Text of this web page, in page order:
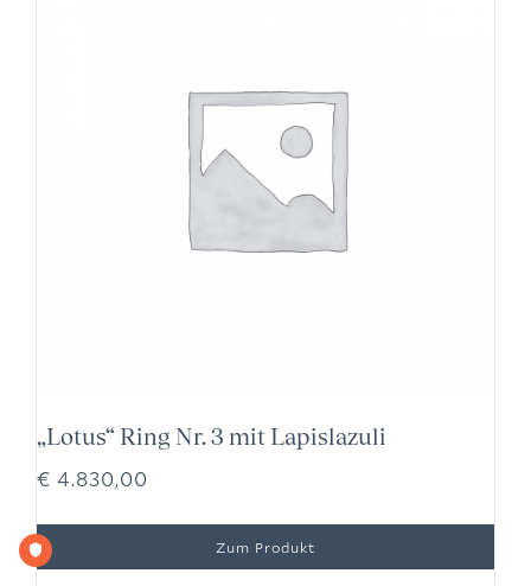
„Lotus“ Ring Nr. 3 mit Lapislazuli
€ 4.830,00